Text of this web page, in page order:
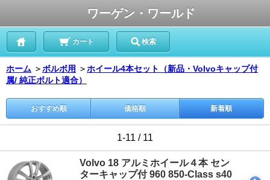
ワーゲン・ワールド
カート 検索
ホーム ＞ボルボ用 ＞ホイール4本セット（新品・Volvoキャップ付
属/ 純正ボルト適合）
おすすめ順 価格順 新着順
1-11 / 11
Volvo 18 アルミホイール４本 セン
ターキャップ付 960 850-Class s40